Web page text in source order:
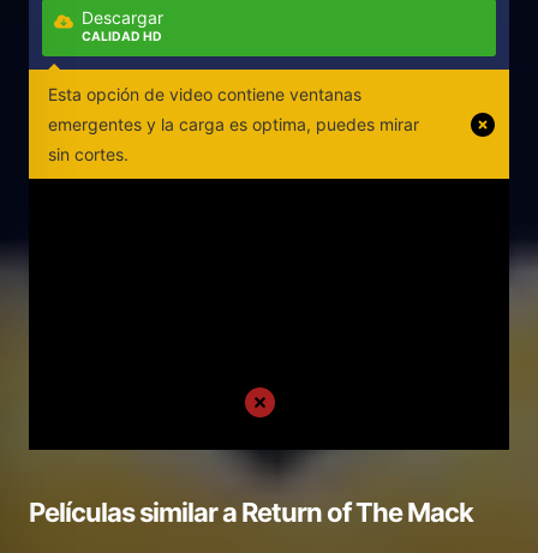
Descargar
CALIDAD HD
Esta opción de video contiene ventanas
emergentes y la carga es optima, puedes mirar
sin cortes.
Películas similar aReturn of The Mack